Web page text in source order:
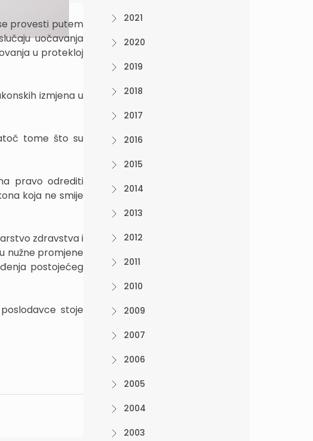
provesti putem
uočavanja
u protekloj
izmjena u
tome što su
pravo odrediti
koja ne smije
zdravstva i
nužne promjene
postojećeg
stoje
2021
2020
2019
2018
2017
2016
2015
2014
2013
2012
2011
2010
2009
2007
2006
2005
2004
2003